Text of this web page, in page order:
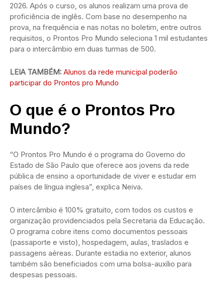
2026. Após o curso, os alunos realizam uma prova de
proficiência de inglês. Com base no desempenho na
prova, na frequência e nas notas no boletim, entre outros
requisitos, o Prontos Pro Mundo seleciona 1 mil estudantes
para o intercâmbio em duas turmas de 500.
LEIA TAMBÉM: Alunos da rede municipal poderão
participar do Prontos pro Mundo
O que é o Prontos Pro
Mundo?
“O Prontos Pro Mundo é o programa do Governo do
Estado de São Paulo que oferece aos jovens da rede
pública de ensino a oportunidade de viver e estudar em
países de língua inglesa”, explica Neiva.
O intercâmbio é 100% gratuito, com todos os custos e
organização providenciados pela Secretaria da Educação.
O programa cobre itens como documentos pessoais
(passaporte e visto), hospedagem, aulas, traslados e
passagens aéreas. Durante estadia no exterior, alunos
também são beneficiados com uma bolsa-auxílio para
despesas pessoais.